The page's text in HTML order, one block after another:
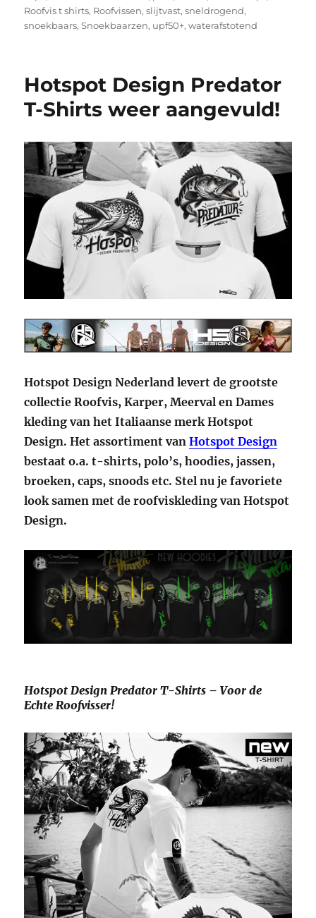
Roofvis t shirts, Roofvissen,slijtvast,sneldrogend,
snoekbaars,Snoekbaarzen, upf50+,waterafstotend
Hotspot Design Predator
T-Shirts weer aangevuld!
Hotspot Design Nederland levert de grootste
collectie Roofvis, Karper, Meerval en Dames
kleding van het Italiaanse merk Hotspot
Design. Het assortiment vanHotspot Design
bestaat o.a. t-shirts, polo’s, hoodies, jassen,
broeken, caps, snoods etc. Stel nu je favoriete
look samen met de roofviskleding van Hotspot
Design.
Hotspot Design Predator T-Shirts – Voor de
Echte Roofvisser!